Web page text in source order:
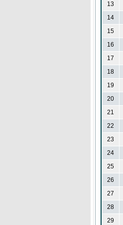
13
14
15
16
17
18
19
20
21
22
23
24
25
26
27
28
29